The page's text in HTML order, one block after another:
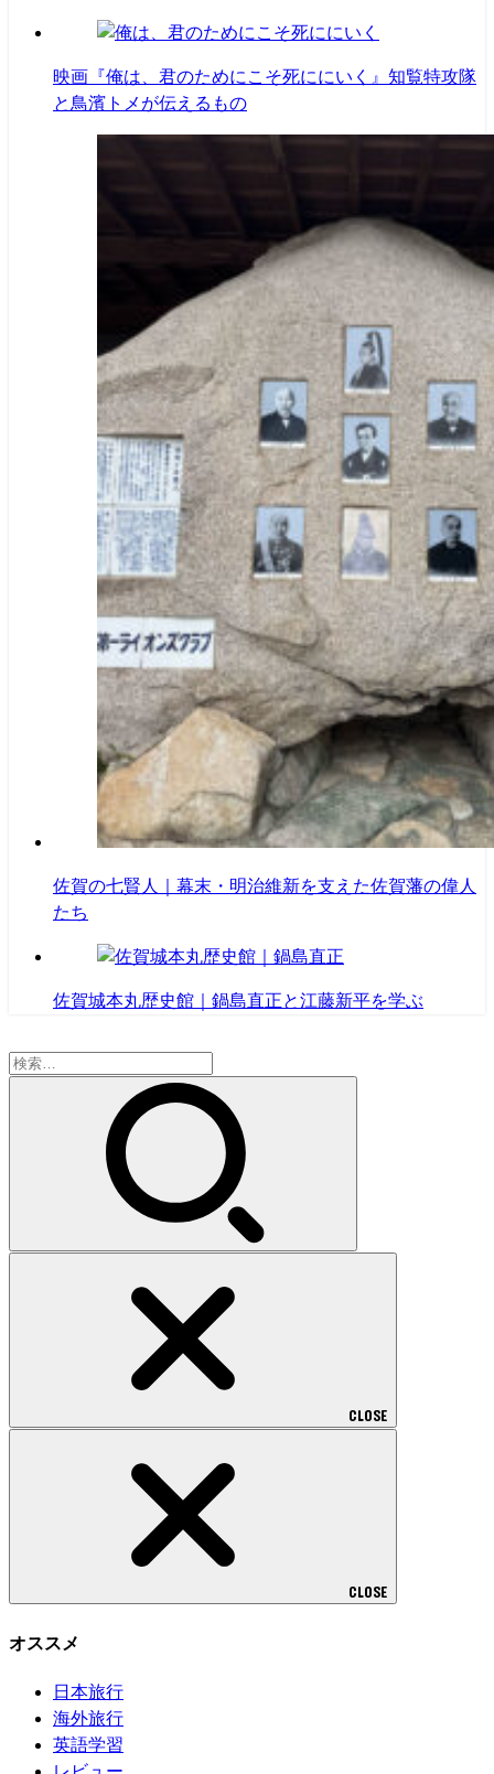
映画『俺は、君のためにこそ死ににいく』知覧特攻隊
と鳥濱トメが伝えるもの
佐賀の七賢人｜幕末・明治維新を支えた佐賀藩の偉人
たち
佐賀城本丸歴史館｜鍋島直正と江藤新平を学ぶ
検
CLOSE
CLOSE
オススメ
日本旅行
海外旅行
英語学習